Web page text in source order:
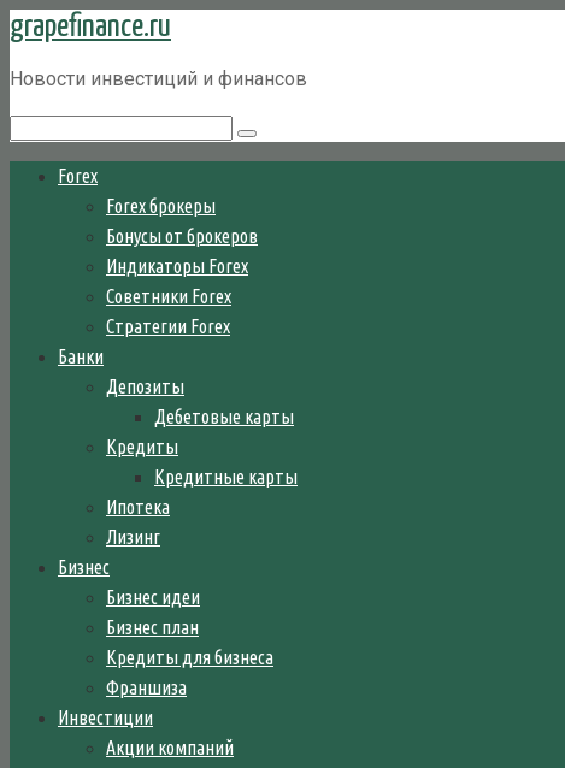
Перейти
контенту
grapefinance.ru
Новости инвестиций и финансов
Forex
Forex брокеры
Бонусы от брокеров
Индикаторы Forex
Советники Forex
Стратегии Forex
Банки
Депозиты
Дебетовые карты
Кредиты
Кредитные карты
Ипотека
Лизинг
Бизнес
Бизнес идеи
Бизнес план
Кредиты для бизнеса
Франшиза
Инвестиции
Акции компаний